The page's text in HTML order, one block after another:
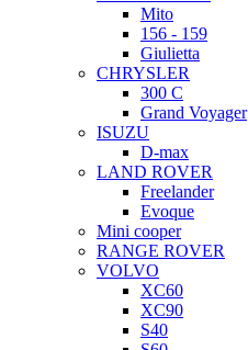
Mito
156 - 159
Giulietta
CHRYSLER
300 C
Grand Voyager
ISUZU
D-max
LAND ROVER
Freelander
Evoque
Mini cooper
RANGE ROVER
VOLVO
XC60
XC90
S40